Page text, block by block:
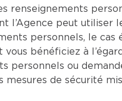
renseignements
l’Agence peut utiliser
personnels, le cas
vous bénéficiez à
personnels ou
mesures de sécurité